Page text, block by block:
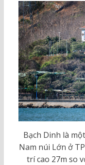
Bạch Dinh là
Nam núi Lớn ở
trí cao 27m so